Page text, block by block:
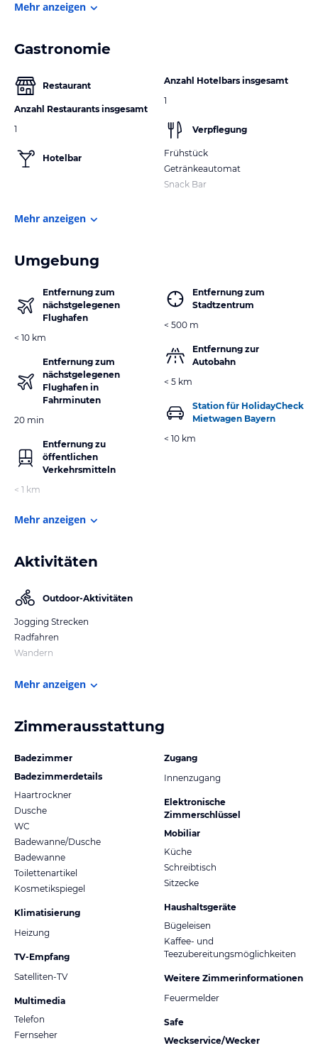
Mehr anzeigen
Gastronomie
Restaurant
Anzahl Restaurants insgesamt
1
Hotelbar
Anzahl Hotelbars insgesamt
1
Verpflegung
Frühstück
Getränkeautomat
Snack Bar
Mehr anzeigen
Umgebung
Entfernung zum
nächstgelegenen
Flughafen
< 10 km
Entfernung zum
nächstgelegenen
Flughafen in
Fahrminuten
20 min
Entfernung zu
öffentlichen
Verkehrsmitteln
< 1 km
Entfernung zum
Stadtzentrum
< 500 m
Entfernung zur
Autobahn
< 5 km
Station für HolidayCheck
Mietwagen Bayern
< 10 km
Mehr anzeigen
Aktivitäten
Outdoor-Aktivitäten
Jogging Strecken
Radfahren
Wandern
Mehr anzeigen
Zimmerausstattung
Badezimmer
Badezimmerdetails
Haartrockner
Dusche
WC
Badewanne/Dusche
Badewanne
Toilettenartikel
Kosmetikspiegel
Klimatisierung
Heizung
TV-Empfang
Satelliten-TV
Multimedia
Telefon
Fernseher
Zugang
Innenzugang
Elektronische
Zimmerschlüssel
Mobiliar
Küche
Schreibtisch
Sitzecke
Haushaltsgeräte
Bügeleisen
Kaffee- und
Teezubereitungsmöglichkeiten
Weitere Zimmerinformationen
Feuermelder
Safe
Weckservice/Wecker